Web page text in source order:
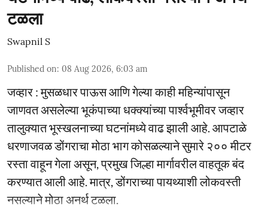
टळला
Swapnil S
Published on: 08 Aug 2026, 6:03 am
जव्हार : मुसळधार पाऊस आणि गेल्या काही महिन्यांपासून
जाणवत असलेल्या भूकंपाच्या धक्क्यांच्या पार्श्वभूमीवर जव्हार
तालुक्यात भूस्खलनाच्या घटनांमध्ये वाढ झाली आहे. आपटाळे
धरणाजवळ डोंगराचा मोठा भाग कोसळल्याने सुमारे २०० मीटर
रस्ता वाहून गेला असून, प्रमुख जिल्हा मार्गावरील वाहतूक बंद
करण्यात आली आहे. मात्र, डोंगराच्या पायथ्याशी लोकवस्ती
नसल्याने मोठा अनर्थ टळला.